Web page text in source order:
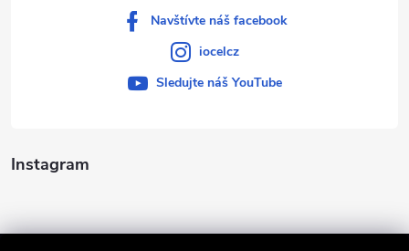
Instagram
Navštívte náš facebook
iocelcz
Sledujte náš YouTube